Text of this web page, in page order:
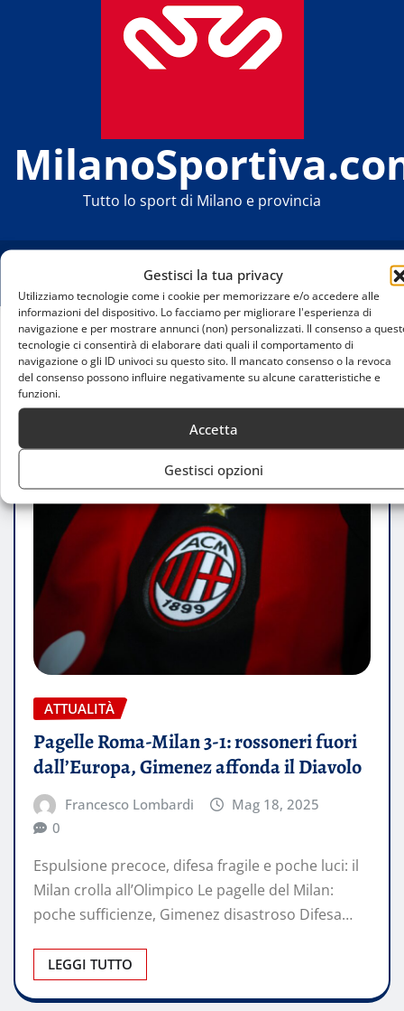
Gestisci la tua privacy
Utilizziamo tecnologie come i cookie per memorizzare e/o accedere alle
informazioni del dispositivo. Lo facciamo per migliorare l'esperienza di
navigazione e per mostrare annunci (non) personalizzati. Il consenso a
tecnologie ci consentirà di elaborare dati quali il comportamento di
navigazione o gli ID univoci su questo sito. Il mancato consenso o la revoca
del consenso possono influire negativamente su alcune caratteristiche e
funzioni.
Accetta
Gestisci opzioni
Tutto lo sport di Milano e provincia
Home
Pagelle Roma-Milan 3-1: rossoneri fuori
dall’Europa, Gimenez affonda il Diavolo
ATTUALITÀ
Pagelle Roma-Milan 3-1: rossoneri fuori
dall’Europa, Gimenez affonda il Diavolo
Francesco Lombardi
Mag 18, 2025
0
Espulsione precoce, difesa fragile e poche luci: il
Milan crolla all’Olimpico Le pagelle del Milan:
poche sufficienze, Gimenez disastroso Difesa…
LEGGI TUTTO